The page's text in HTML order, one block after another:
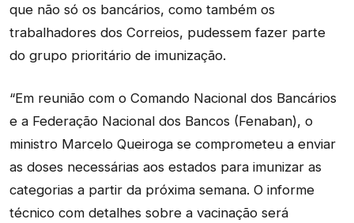
que não só os bancários, como também os
trabalhadores dos Correios, pudessem fazer parte
do grupo prioritário de imunização.
“Em reunião com o Comando Nacional dos Bancários
e a Federação Nacional dos Bancos (Fenaban), o
ministro Marcelo Queiroga se comprometeu a enviar
as doses necessárias aos estados para imunizar as
categorias a partir da próxima semana. O informe
técnico com detalhes sobre a vacinação será